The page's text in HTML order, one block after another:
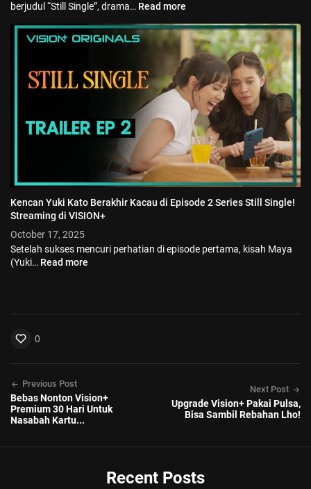
berjudul “Still Single”, drama… Read more
Kencan Yuki Kato Berakhir Kacau di Episode 2 Series Still Single!
Streaming di VISION+
October 17, 2025
Setelah sukses mencuri perhatian di episode pertama, kisah Maya
(Yuki… Read more
0
Previous Post
Bebas Nonton Vision+
Premium 30 Hari Untuk
Nasabah Kartu...
Next Post
Upgrade Vision+ Pakai Pulsa,
Bisa Sambil Rebahan Lho!
Recent Posts